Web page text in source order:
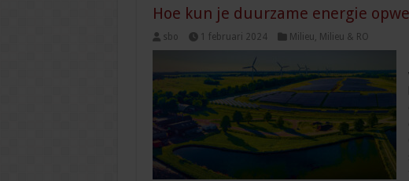
Hoe kun je duurzame energie
sbo 1 februari 2024 Milieu, Milieu & RO